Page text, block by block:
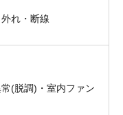
れ・断線
(脱調)・室内ファン